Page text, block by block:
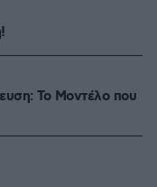
Το Mοντέλο που